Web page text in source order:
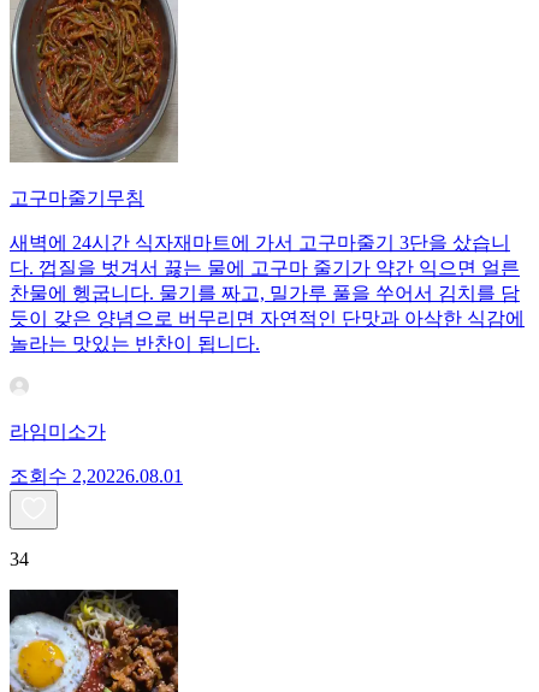
고구마줄기무침
새벽에 24시간 식자재마트에 가서 고구마줄기 3단을 샀습니
다. 껍질을 벗겨서 끓는 물에 고구마 줄기가 약간 익으면 얼른
찬물에 헹굽니다. 물기를 짜고, 밀가루 풀을 쑤어서 김치를 담
듯이 갖은 양념으로 버무리면 자연적인 단맛과 아삭한 식감에
놀라는 맛있는 반찬이 됩니다.
라임미소가
조회수 2,20226.08.01
34